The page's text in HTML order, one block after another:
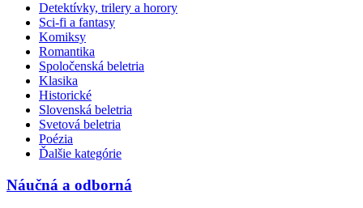
Detektívky, trilery a horory
Sci-fi a fantasy
Komiksy
Romantika
Spoločenská beletria
Klasika
Historické
Slovenská beletria
Svetová beletria
Poézia
Ďalšie kategórie
Náučná a odborná